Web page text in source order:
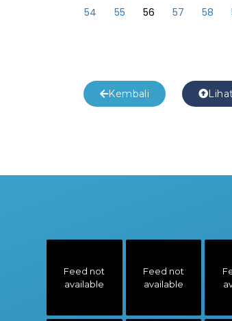
54
55 56 57 58
Kembali
Feed not
available
Feed not
available